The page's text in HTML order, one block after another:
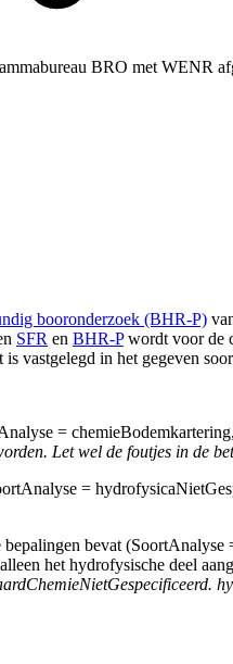
BRO met WENR
booronderzoek (BHR-P)
SFR en BHR-Pwordt voor de
vastgelegd in het gegeven
=
Let wel de foutjes in de
=
bevat
het hydrofysische deel